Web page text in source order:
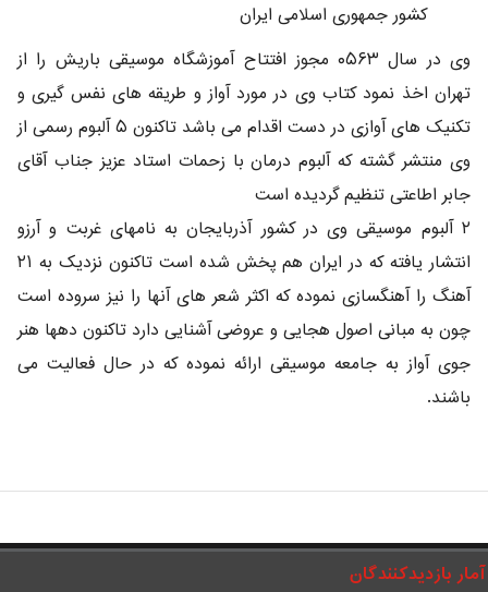
کشور جمهوری اسلامی ایران
وی در سال ۰۵۶۳ مجوز افتتاح آموزشگاه موسیقی باریش را از
تهران اخذ نمود کتاب وی در مورد آواز و طریقه های نفس گیری و
تکنیک های آوازی در دست اقدام می باشد تاکنون ۵ آلبوم رسمی از
وی منتشر گشته که آلبوم درمان با زحمات استاد عزیز جناب آقای
جابر اطاعتی تنظیم گردیده است
۲ آلبوم موسیقی وی در کشور آذربایجان به نامهای غربت و آرزو
انتشار یافته که در ایران هم پخش شده است تاکنون نزدیک به ۲۱
آهنگ را آهنگسازی نموده که اکثر شعر های آنها را نیز سروده است
چون به مبانی اصول هجایی و عروضی آشنایی دارد تاکنون دهها هنر
جوی آواز به جامعه موسیقی ارائه نموده که در حال فعالیت می
باشند.
بازدیدکنندگان